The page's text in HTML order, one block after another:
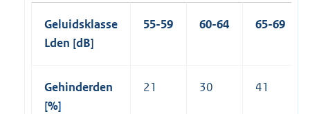
Geluidsklasse
Lden [dB]
55-59 60-64 65-69
Gehinderden
[%]
21 30 41